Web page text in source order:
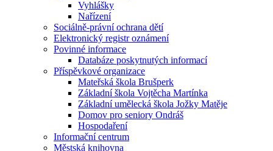
Vyhlášky
Nařízení
Sociálně-právní ochrana dětí
Elektronický registr oznámení
Povinné informace
Databáze poskytnutých informací
Příspěvkové organizace
Mateřská škola Brušperk
Základní škola Vojtěcha Martínka
Základní umělecká škola Jožky Matěje
Domov pro seniory Ondráš
Hospodaření
Informační centrum
Městská knihovna